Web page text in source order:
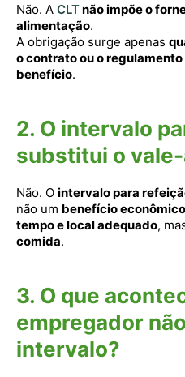
Não. A CLTnão impõe o
alimentação.
A obrigação surge apenas
o contrato ou o
benefício.
2. O intervalo
substitui o
Não. O intervalo para
não um benefício econômico
tempo e local adequado,
comida.
3. O que
empregador
intervalo?